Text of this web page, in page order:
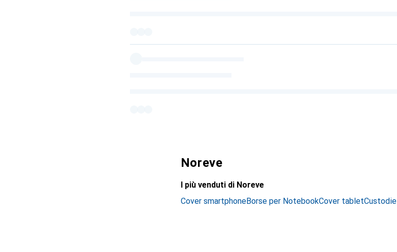
Noreve
I più venduti di Noreve
Cover smartphoneBorse per NotebookCover tablet